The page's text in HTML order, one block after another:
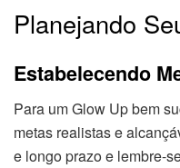
Planejando
Estabelecendo
Para um Glow Up bem
metas realistas e
e longo prazo e lembre-